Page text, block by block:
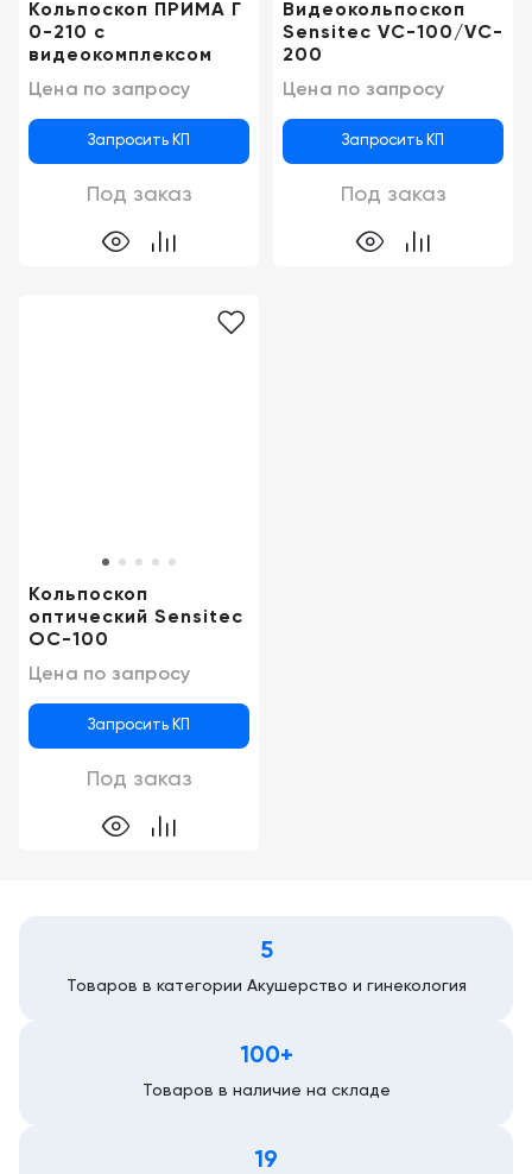
Кольпоскоп ПРИМА Г
0-210 с
видеокомплексом
Цена по запросу
Запросить КП
Под заказ
Видеокольпоскоп
Sensitec VC-100/VC-
200
Цена по запросу
Запросить КП
Под заказ
Кольпоскоп
оптический Sensitec
OC-100
Цена по запросу
Запросить КП
Под заказ
5
Товаров в категории Акушерство и гинекология
100+
Товаров в наличие на складе
19